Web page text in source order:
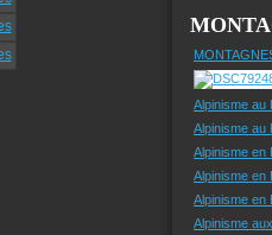
Alpinisme au
Alpinisme au
Alpinisme en
Alpinisme en
Alpinisme en
Alpinisme